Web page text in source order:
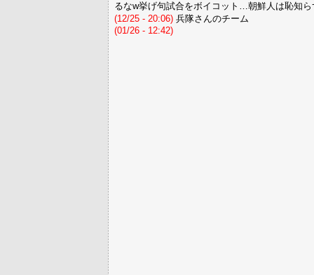
るなw挙げ句試合をボイコット…朝鮮人は恥知
(12/25 - 20:06) 兵隊さんのチーム
(01/26 - 12:42)